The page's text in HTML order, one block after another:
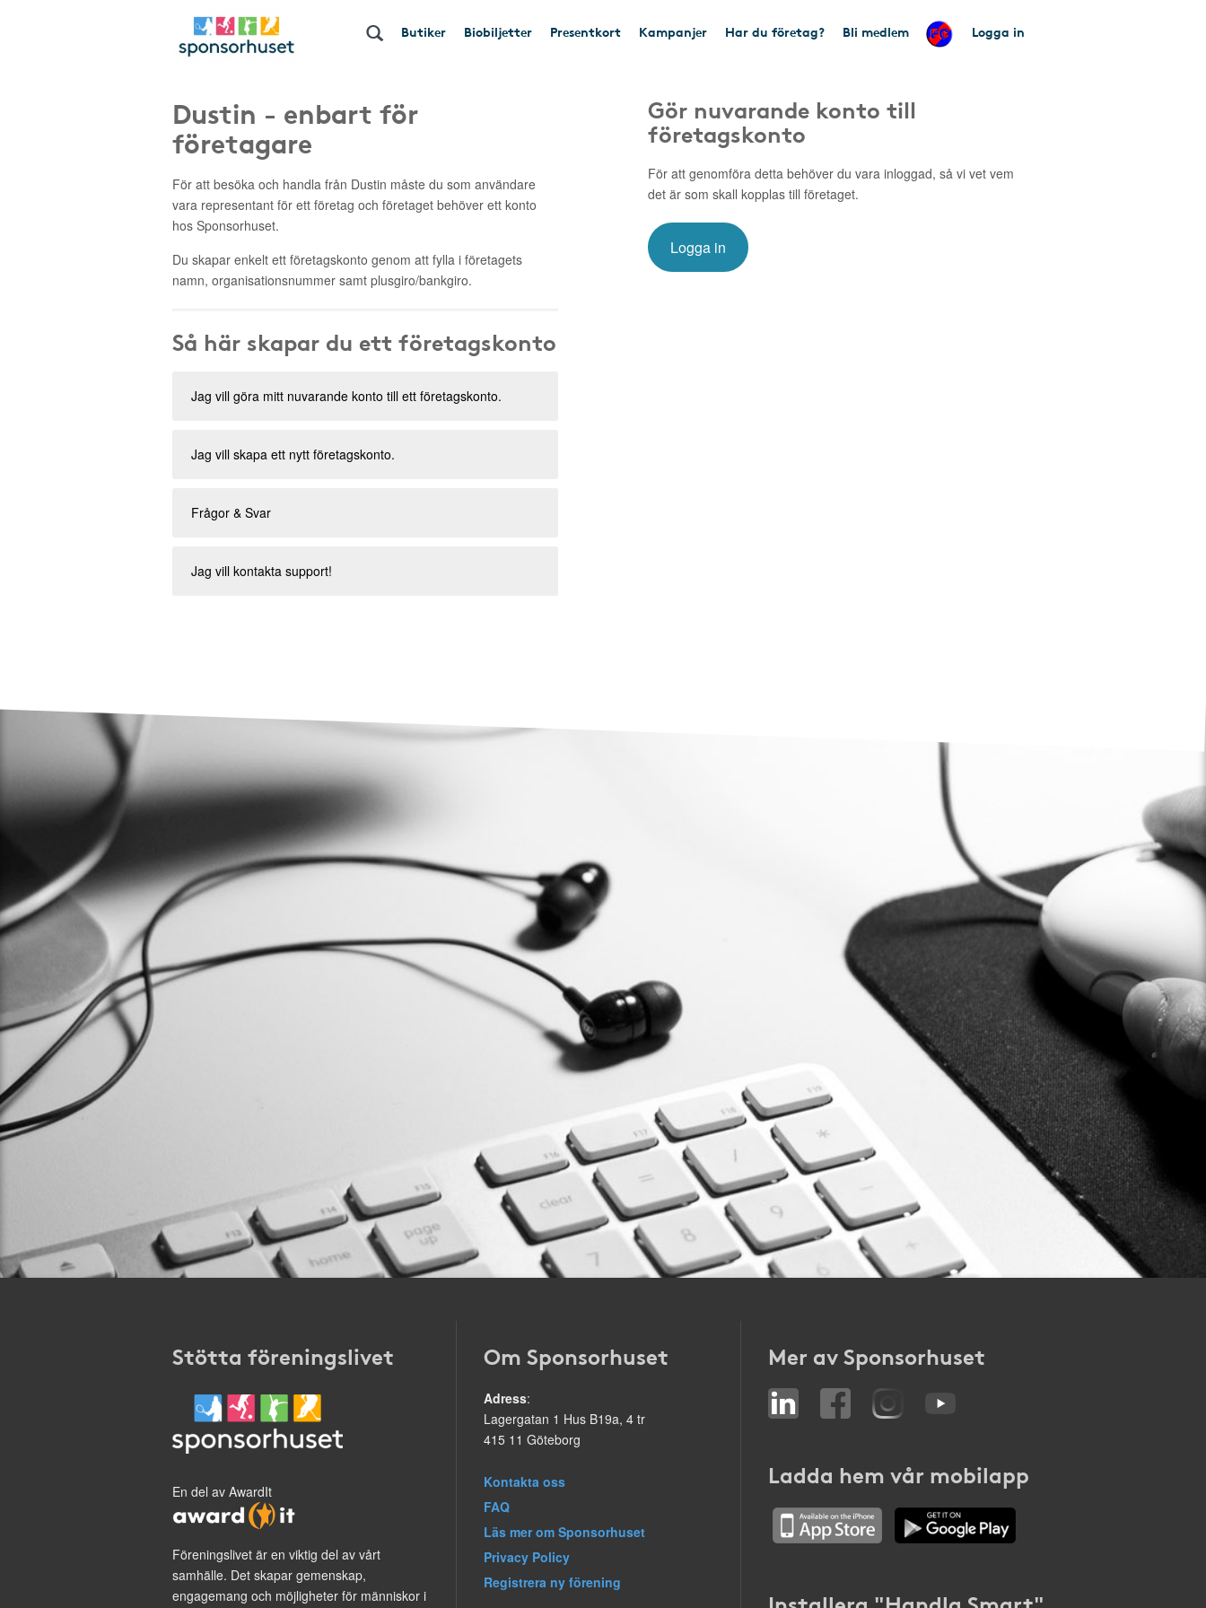
Butiker Biobiljetter Presentkort Kampanjer Har du företag? Bli medlem Logga in
Dustin - enbart för
företagare
För att besöka och handla från Dustin måste du som användare
vara representant för ett företag och företaget behöver ett konto
hos Sponsorhuset.
Du skapar enkelt ett företagskonto genom att fylla i företagets
namn, organisationsnummer samt plusgiro/bankgiro.
Så här skapar du ett företagskonto
Jag vill göra mitt nuvarande konto till ett företagskonto.
Jag vill skapa ett nytt företagskonto.
Frågor & Svar
Jag vill kontakta support!
Gör nuvarande konto till
företagskonto
För att genomföra detta behöver du vara inloggad, så vi vet vem
det är som skall kopplas till företaget.
Logga in
Stötta föreningslivet
En del av AwardIt
Föreningslivet är en viktig del av vårt
samhälle. Det skapar gemenskap,
engagemang och möjligheter för människor i
Om Sponsorhuset
Adress:
Lagergatan 1 Hus B19a, 4 tr
415 11 Göteborg
Kontakta oss
FAQ
Läs mer om Sponsorhuset
Privacy Policy
Registrera ny förening
Mer av Sponsorhuset
Ladda hem vår mobilapp